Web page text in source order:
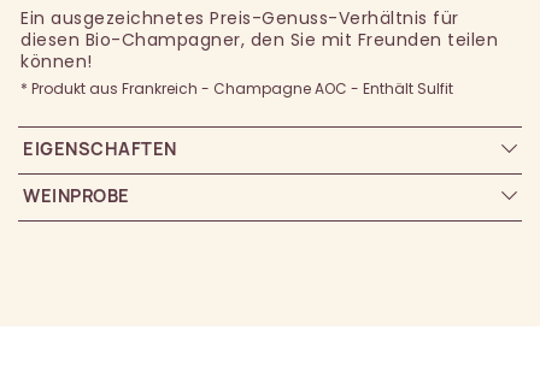
Ein ausgezeichnetes Preis-Genuss-Verhältnis für
diesen Bio-Champagner, den Sie mit Freunden teilen
können!
* Produkt aus Frankreich - Champagne AOC - Enthält Sulfit
EIGENSCHAFTEN
WEINPROBE